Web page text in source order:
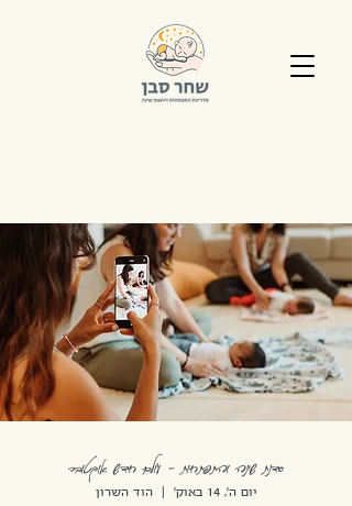
סדנת שינה והתפתחות - עולם חדש אוקטובר
יום ה׳, 14 באוק׳
  |
הוד השרון